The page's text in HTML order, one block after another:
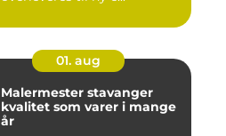
01. aug
Malermester stavanger
kvalitet som varer i mange
år